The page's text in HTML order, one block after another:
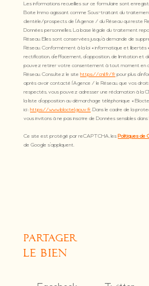
Les informations recueillies sur ce formulaire sont
Boite Immo agissant comme Sous-traitant du
clientèle/prospects de l'Agence / du Réseau qui reste
Données personnelles. La base légale du traitement
Réseau. Elles sont conservées jusqu'à demande de
Réseau. Conformément à la loi « informatique et libertés
rectification, d’effacement, d’opposition, de limitation et
pouvez retirer votre consentement à tout moment en
Réseau. Consultez le site https://cnil.fr/frpour plus
après avoir contacté l'Agence / le Réseau, que vos
respectés, vous pouvez adresser une réclamation à la
la liste d'opposition au démarchage téléphonique «
ici :https://www.bloctel.gouv.fr. Dans le cadre de la
vous invitons à ne pas inscrire de Données sensibles dans
Ce site est protégé par reCAPTCHA, lesPolitiques de
de Google s'appliquent.
partager
le bien